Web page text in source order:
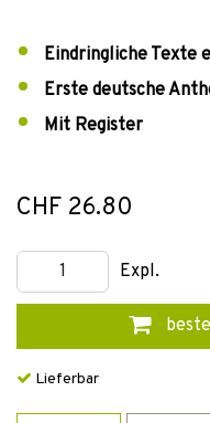
Eindringliche Texte
Erste deutsche
Mit Register
CHF 26.80
Expl.
Lieferbar